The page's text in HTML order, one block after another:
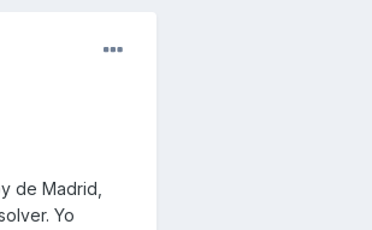
de Madrid,
Yo